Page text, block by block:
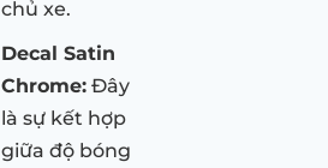
chủ xe.
Decal Satin
Chrome: Đây
là sự kết hợp
giữa độ bóng